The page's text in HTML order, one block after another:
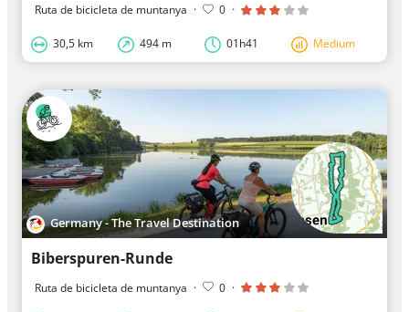
Ruta de bicicleta de muntanya · 0 ·
30,5 km 494 m 01h41 Medium
Germany - The Travel Destination
Biberspuren-Runde
Ruta de bicicleta de muntanya · 0 ·